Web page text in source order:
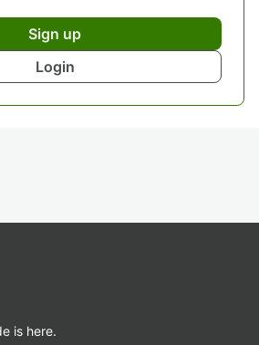
Sign up
Login
is here.